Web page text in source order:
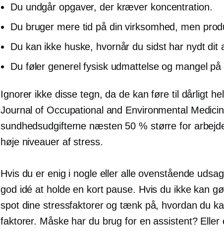
Du undgår opgaver, der kræver koncentration.
Du bruger mere tid på din virksomhed, men
Du kan ikke huske, hvornår du sidst har nydt dit
Du føler generel fysisk udmattelse og mangel på
Ignorer ikke disse tegn, da de kan føre til dårligt
Journal of Occupational and Environmental
sundhedsudgifterne næsten 50 % større for
høje niveauer af stress.
Hvis du er enig i nogle eller alle ovenstående
god idé at holde en kort pause. Hvis du ikke kan
spot dine stressfaktorer og tænk på, hvordan du
faktorer. Måske har du brug for en assistent? Eller